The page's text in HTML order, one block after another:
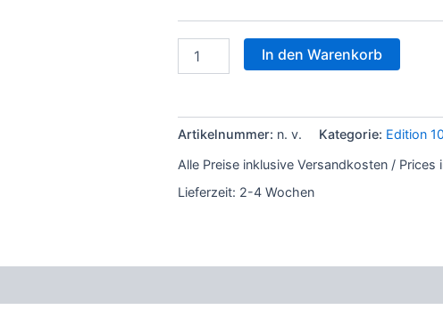
In den Warenkorb
Artikelnummer: n. v. Kategorie: Edition
Alle Preise inklusive Versandkosten / Prices
Lieferzeit: 2-4 Wochen